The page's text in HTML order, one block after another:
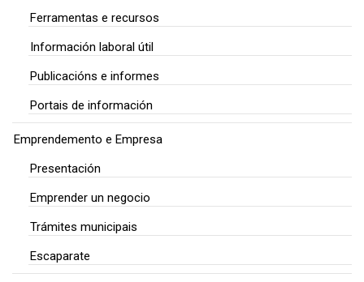
Ferramentas e recursos
Información laboral útil
Publicacións e informes
Portais de información
Emprendemento e Empresa
Presentación
Emprender un negocio
Trámites municipais
Escaparate